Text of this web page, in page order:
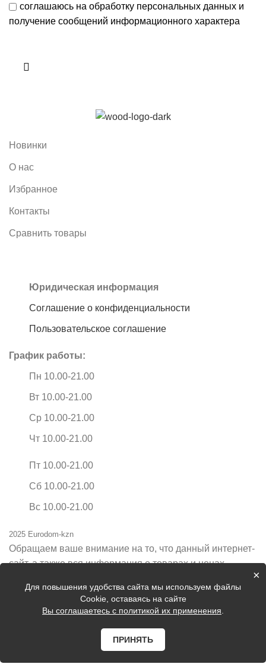
соглашаюсь на обработку персональных данных и
получение сообщений информационного характера
Новинки
О нас
Избранное
Контакты
Сравнить товары
Юридическая информация
Соглашение о конфиденциальности
Пользовательское соглашение
График работы:
Пн 10.00-21.00
Вт 10.00-21.00
Ср 10.00-21.00
Чт 10.00-21.00
Пт 10.00-21.00
Сб 10.00-21.00
Вс 10.00-21.00
2025 Eurodom-kzn
Обращаем ваше внимание на то, что данный интернет-
сайт, а также вся информация о товарах и ценах,
информационный характер и ни при каких условиях не
является публичной офертой, определяемой
Российской Федерации.
Цены на сайте могут быть неактуальные, уточняйте
×
Для повышения удобства сайта мы используем файлы
Cookie, оставаясь на сайте
Вы соглашаетесь с политикой их применения
ПРИНЯТЬ